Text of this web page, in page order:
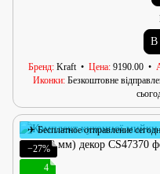
В
Бренд Kraft Цена 9190.00
Иконки Безкоштовне
✈ Бесплатное отправление
−27%
4